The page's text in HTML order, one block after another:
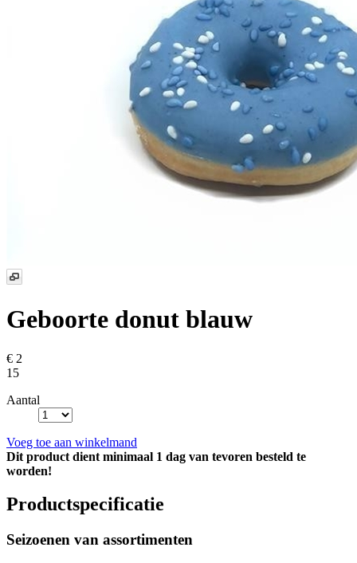
Geboorte donut blauw
€ 2
15
Aantal
Voeg toe aan winkelmand
Dit product dient minimaal 1 dag van tevoren besteld te
worden!
Productspecificatie
Seizoenen van assortimenten